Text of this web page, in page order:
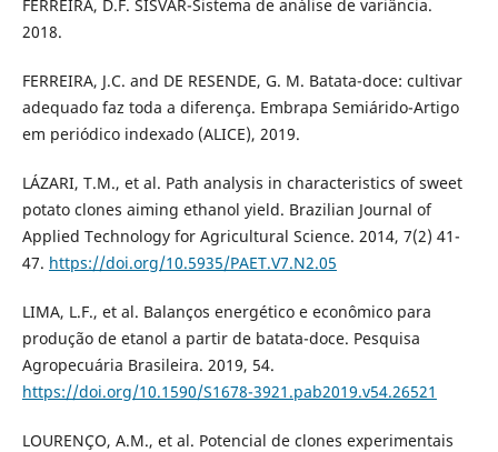
FERREIRA, D.F. SISVAR-Sistema de análise de variância.
2018.
FERREIRA, J.C. and DE RESENDE, G. M. Batata-doce: cultivar
adequado faz toda a diferença. Embrapa Semiárido-Artigo
em periódico indexado (ALICE), 2019.
LÁZARI, T.M., et al. Path analysis in characteristics of sweet
potato clones aiming ethanol yield. Brazilian Journal of
Applied Technology for Agricultural Science. 2014, 7(2) 41-
47. https://doi.org/10.5935/PAET.V7.N2.05
LIMA, L.F., et al. Balanços energético e econômico para
produção de etanol a partir de batata-doce. Pesquisa
Agropecuária Brasileira. 2019, 54.
https://doi.org/10.1590/S1678-3921.pab2019.v54.26521
LOURENÇO, A.M., et al. Potencial de clones experimentais